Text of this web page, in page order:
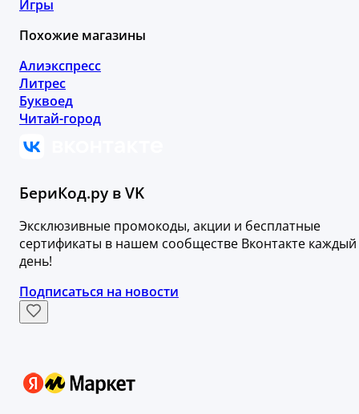
Игры
Похожие магазины
Алиэкспресс
Литрес
Буквоед
Читай-город
БериКод.ру в VK
Эксклюзивные промокоды, акции и бесплатные
сертификаты в нашем сообществе Вконтакте каждый
день!
Подписаться на новости